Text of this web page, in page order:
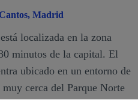
Madrid
localizada en la zona
minutos de la capital. El
ubicado en un entorno de
cerca del Parque Norte